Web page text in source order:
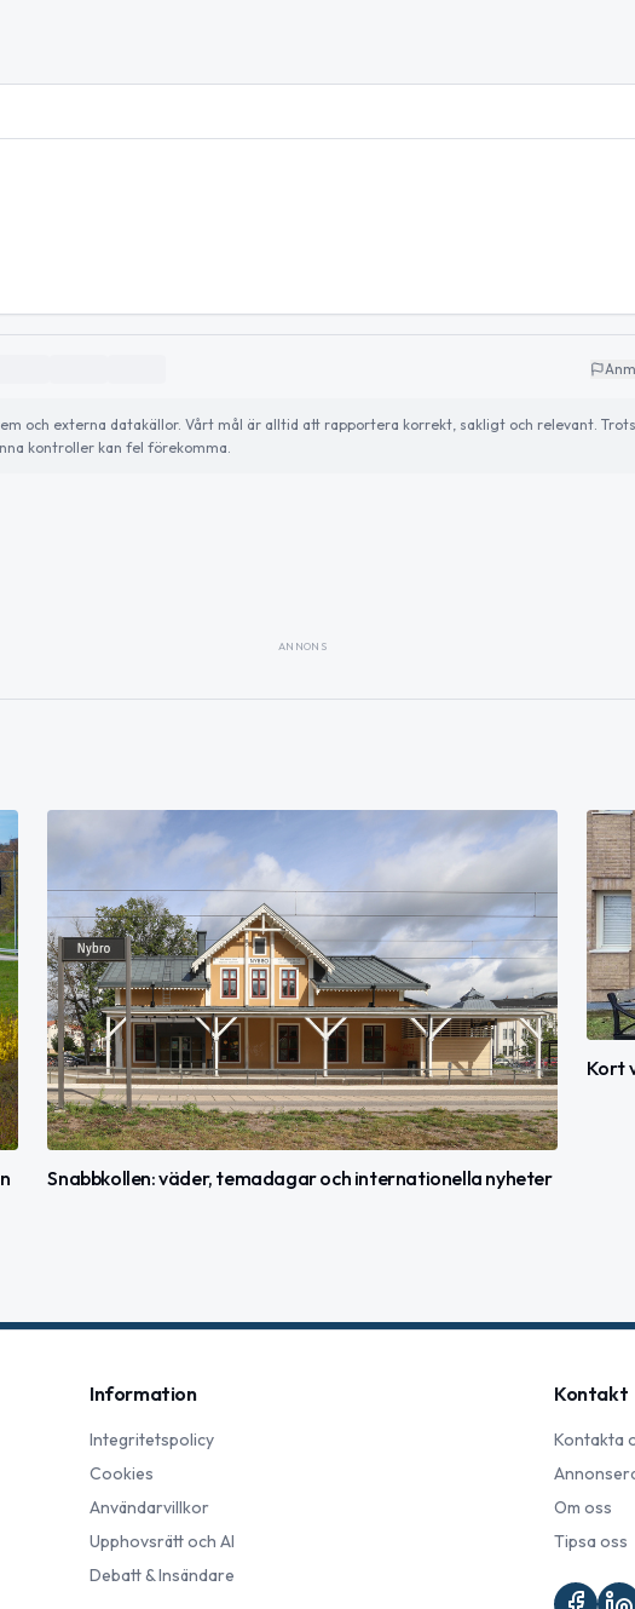
och externa datakällor. Vårt mål är alltid att rapportera korrekt, sakligt och relevant. Trots
kontroller kan fel förekomma.
ANNONS
Snabbkollen: väder, temadagar och internationella nyheter
Kort
Information
Integritetspolicy
Cookies
Användarvillkor
Upphovsrätt och AI
Debatt & Insändare
Kontakt
Kontakta
Om oss
Tipsa oss